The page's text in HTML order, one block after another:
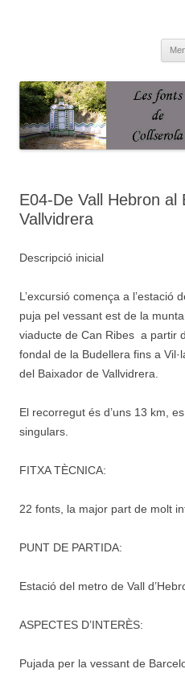
E04-De Vall Hebron al
Vallvidrera
Descripció inicial
L’excursió comença a l’estació
puja pel vessant est de la
viaducte de Can Ribes a partir
fondal de la Budellera fins a
del Baixador de Vallvidrera.
El recorregut és d’uns 13 km,
singulars.
FITXA TÈCNICA:
22 fonts, la major part de molt
PUNT DE PARTIDA:
Estació del metro de Vall
ASPECTES D’INTERÈS:
Pujada per la vessant de